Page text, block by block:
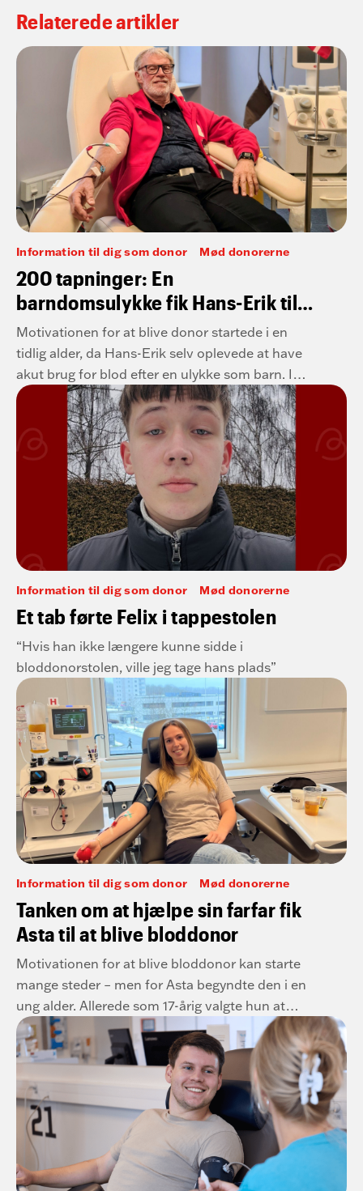
Relaterede artikler
Information til dig som donor Mød donorerne
200 tapninger: En
barndomsulykke fik Hans-Erik til
at blive bloddonor
Motivationen for at blive donor startede i en
tidlig alder, da Hans-Erik selv oplevede at have
akut brug for blod efter en ulykke som barn. I
dag har han nået hele 200 donationer – og er
fortsat en stolt blod- og plasmadonor.
Information til dig som donor Mød donorerne
Et tab førte Felix i tappestolen
“Hvis han ikke længere kunne sidde i
bloddonorstolen, ville jeg tage hans plads”
Information til dig som donor Mød donorerne
Tanken om at hjælpe sin farfar fik
Asta til at blive bloddonor
Motivationen for at blive bloddonor kan starte
mange steder – men for Asta begyndte den i en
ung alder. Allerede som 17-årig valgte hun at
blive bloddonor med et ønske om at kunne
hjælpe sin farfar, der lever med lav blodprocent.